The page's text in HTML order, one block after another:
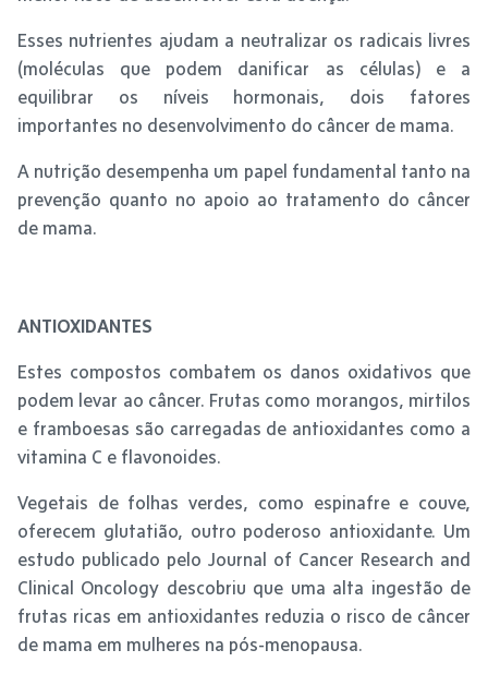
Esses nutrientes ajudam a neutralizar os radicais livres
(moléculas que podem danificar as células) e a
equilibrar os níveis hormonais, dois fatores
importantes no desenvolvimento do câncer de mama.
A nutrição desempenha um papel fundamental tanto na
prevenção quanto no apoio ao tratamento do câncer
de mama.
ANTIOXIDANTES
Estes compostos combatem os danos oxidativos que
podem levar ao câncer. Frutas como morangos, mirtilos
e framboesas são carregadas de antioxidantes como a
vitamina C e flavonoides.
Vegetais de folhas verdes, como espinafre e couve,
oferecem glutatião, outro poderoso antioxidante. Um
estudo publicado pelo Journal of Cancer Research and
Clinical Oncology descobriu que uma alta ingestão de
frutas ricas em antioxidantes reduzia o risco de câncer
de mama em mulheres na pós-menopausa.